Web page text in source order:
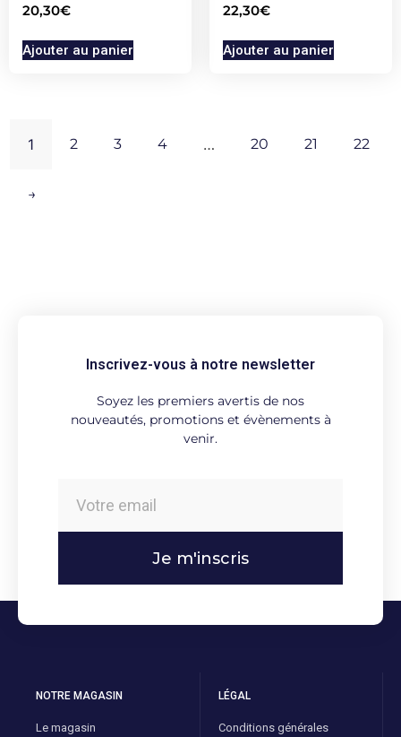
20,30€
Ajouter au panier
22,30€
Ajouter au panier
1 2 3 4 … 20 21 22
→
Inscrivez-vous à notre newsletter
Soyez les premiers avertis de nos
nouveautés, promotions et évènements à
venir.
Je m'inscris
NOTRE MAGASIN
Le magasin
LÉGAL
Conditions générales